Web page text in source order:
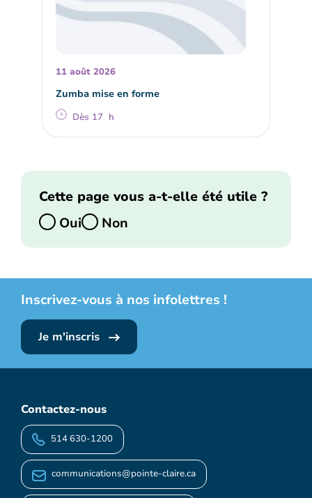
11 août 2026
Zumba mise en forme
Dès 17 h
Cette page vous a-t-elle été utile ?
Oui
Non
Inscrivez-vous à nos infolettres !
Je m'inscris
Contactez-nous
514 630-1200
communications@pointe-claire.ca